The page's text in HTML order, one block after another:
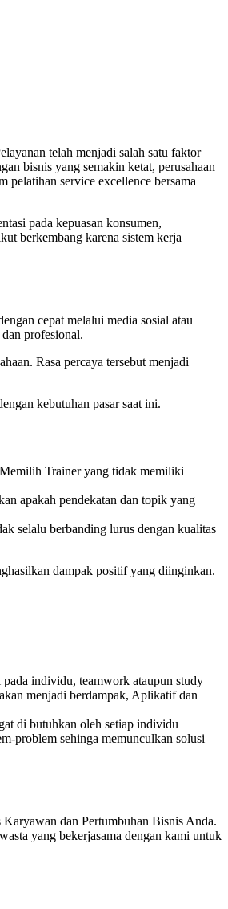
telah menjadi salah satu faktor
bisnis yang semakin ketat, perusahaan
pelatihan service excellence bersama
pada kepuasan konsumen,
berkembang karena sistem kerja
cepat melalui media sosial atau
profesional.
Rasa percaya tersebut menjadi
kebutuhan pasar saat ini.
Trainer yang tidak memiliki
apakah pendekatan dan topik yang
selalu berbanding lurus dengan kualitas
dampak positif yang diinginkan.
pada individu, teamwork ataupun study
menjadi berdampak, Aplikatif dan
di butuhkan oleh setiap individu
problem sehinga memunculkan solusi
dan Pertumbuhan Bisnis Anda.
yang bekerjasama dengan kami untuk